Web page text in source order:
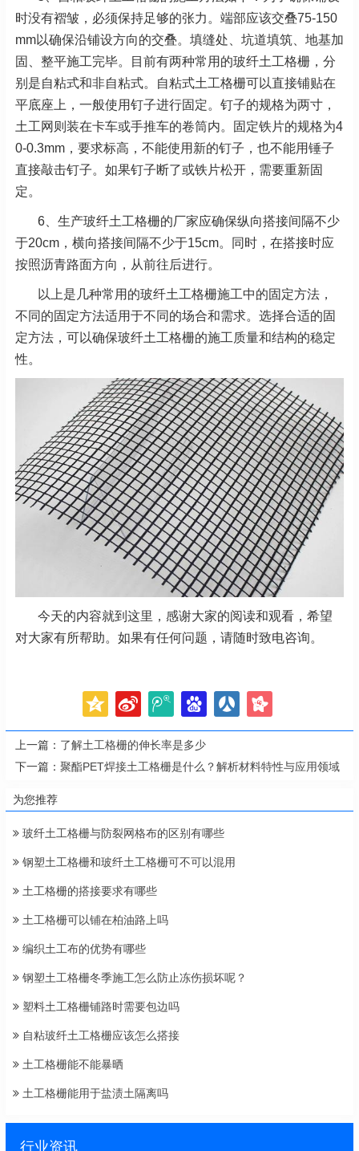
时没有褶皱，必须保持足够的张力。端部应该交叠75-150
mm以确保沿铺设方向的交叠。填缝处、坑道填筑、地基加
固、整平施工完毕。目前有两种常用的玻纤土工格栅，分
别是自粘式和非自粘式。自粘式土工格栅可以直接铺贴在
平底座上，一般使用钉子进行固定。钉子的规格为两寸，
土工网则装在卡车或手推车的卷筒内。固定铁片的规格为4
0-0.3mm，要求标高，不能使用新的钉子，也不能用锤子
直接敲击钉子。如果钉子断了或铁片松开，需要重新固
定。
6、生产玻纤土工格栅的厂家应确保纵向搭接间隔不少
于20cm，横向搭接间隔不少于15cm。同时，在搭接时应
按照沥青路面方向，从前往后进行。
以上是几种常用的玻纤土工格栅施工中的固定方法，
不同的固定方法适用于不同的场合和需求。选择合适的固
定方法，可以确保玻纤土工格栅的施工质量和结构的稳定
性。
今天的内容就到这里，感谢大家的阅读和观看，希望
对大家有所帮助。如果有任何问题，请随时致电咨询。
上一篇： 了解土工格栅的伸长率是多少
下一篇： 聚酯PET焊接土工格栅是什么？解析材料特性与应用领域
为您推荐
玻纤土工格栅与防裂网格布的区别有哪些
钢塑土工格栅和玻纤土工格栅可不可以混用
土工格栅的搭接要求有哪些
土工格栅可以铺在柏油路上吗
编织土工布的优势有哪些
钢塑土工格栅冬季施工怎么防止冻伤损坏呢？
塑料土工格栅铺路时需要包边吗
自粘玻纤土工格栅应该怎么搭接
土工格栅能不能暴晒
土工格栅能用于盐渍土隔离吗
行业资讯